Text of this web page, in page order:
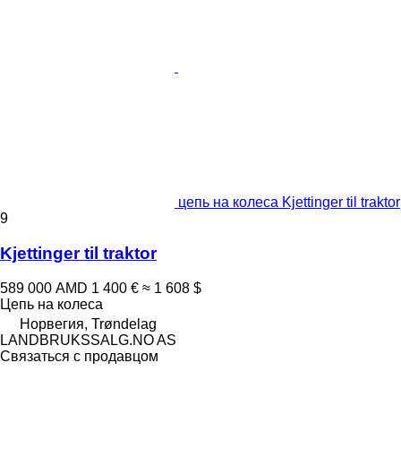
цепь на колеса Kjettinger til traktor
9
Kjettinger til traktor
589 000 AMD 1 400 € ≈ 1 608 $
Цепь на колеса
Норвегия, Trøndelag
LANDBRUKSSALG.NO AS
Связаться с продавцом